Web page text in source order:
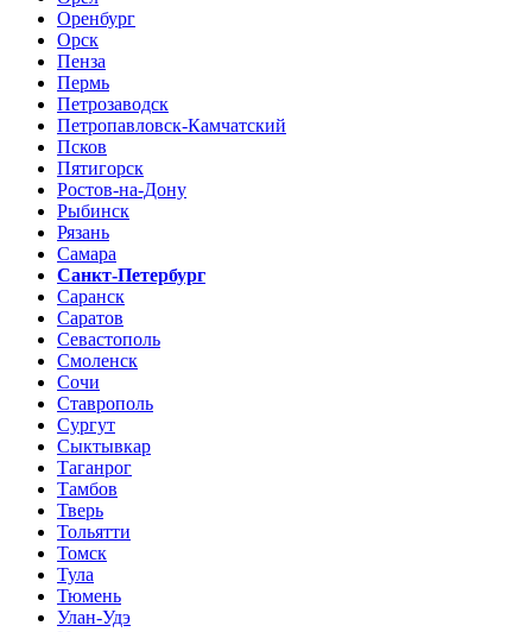
Оренбург
Орск
Пенза
Пермь
Петрозаводск
Петропавловск-Камчатский
Псков
Пятигорск
Ростов-на-Дону
Рыбинск
Рязань
Самара
Санкт-Петербург
Саранск
Саратов
Севастополь
Смоленск
Сочи
Ставрополь
Сургут
Сыктывкар
Таганрог
Тамбов
Тверь
Тольятти
Томск
Тула
Тюмень
Улан-Удэ